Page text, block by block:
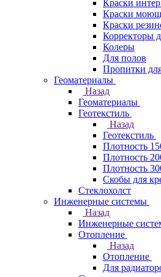
Краски
Краски
Краски
Корректоры
Колеры
Для полов
Пропитки
Геоматериалы
Назад
Геоматериалы
Геотекстиль
Назад
Геотекстиль
Плотность
Плотность
Плотность
Скобы для
Стеклохолст
Инженерные системы
Назад
Инженерные
Отопление
Назад
Отопление
Для